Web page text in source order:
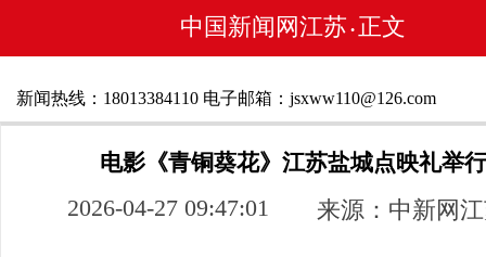
中国新闻网江苏 • 正文
新闻热线：18013384110 电子邮箱：jsxww110@126.com
电影《青铜葵花》江苏盐城点映礼举行
2026-04-27 09:47:01 来源：中新网